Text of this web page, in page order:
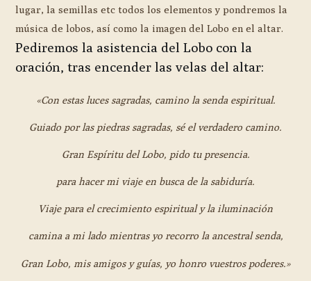
lugar, la semillas etc todos los elementos y pondremos la
música de lobos, así como la imagen del Lobo en el altar.
Pediremos la asistencia del Lobo con la
oración, tras encender las velas del altar:
«Con estas luces sagradas, camino la senda espiritual.
Guiado por las piedras sagradas, sé el verdadero camino.
Gran Espíritu del Lobo, pido tu presencia.
para hacer mi viaje en busca de la sabiduría.
Viaje para el crecimiento espiritual y la iluminación
camina a mi lado mientras yo recorro la ancestral senda,
Gran Lobo, mis amigos y guías, yo honro vuestros poderes.»